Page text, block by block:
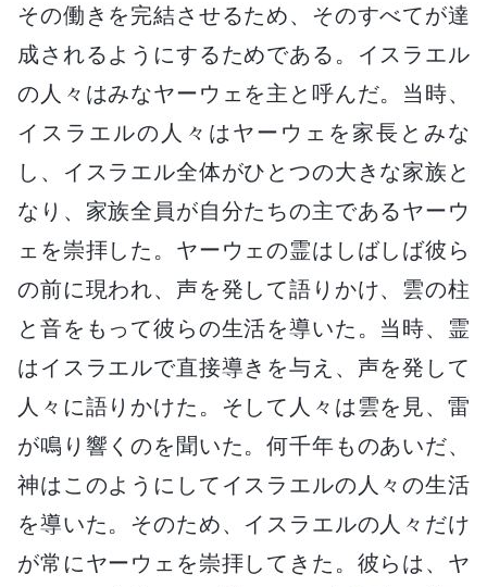
その働きを完結させるため、そのすべてが達
成されるようにするためである。イスラエル
の人々はみなヤーウェを主と呼んだ。当時、
イスラエルの人々はヤーウェを家長とみな
し、イスラエル全体がひとつの大きな家族と
なり、家族全員が自分たちの主であるヤーウ
ェを崇拝した。ヤーウェの霊はしばしば彼ら
の前に現われ、声を発して語りかけ、雲の柱
と音をもって彼らの生活を導いた。当時、霊
はイスラエルで直接導きを与え、声を発して
人々に語りかけた。そして人々は雲を見、雷
が鳴り響くのを聞いた。何千年ものあいだ、
神はこのようにしてイスラエルの人々の生活
を導いた。そのため、イスラエルの人々だけ
が常にヤーウェを崇拝してきた。彼らは、ヤ